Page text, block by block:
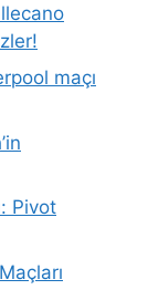
maçı
Pivot